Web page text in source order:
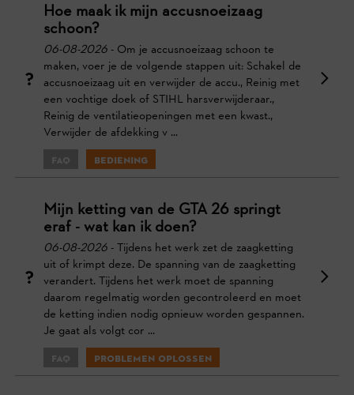
Hoe maak ik mijn accusnoeizaag
schoon?
06-08-2026 - Om je accusnoeizaag schoon te
maken, voer je de volgende stappen uit: Schakel de
accusnoeizaag uit en verwijder de accu., Reinig met
een vochtige doek of STIHL harsverwijderaar.,
Reinig de ventilatieopeningen met een kwast.,
Verwijder de afdekking v ...
FAQ Bediening
Mijn ketting van de GTA 26 springt
eraf - wat kan ik doen?
06-08-2026 - Tijdens het werk zet de zaagketting
uit of krimpt deze. De spanning van de zaagketting
verandert. Tijdens het werk moet de spanning
daarom regelmatig worden gecontroleerd en moet
de ketting indien nodig opnieuw worden gespannen.
Je gaat als volgt cor ...
FAQ Problemen oplossen